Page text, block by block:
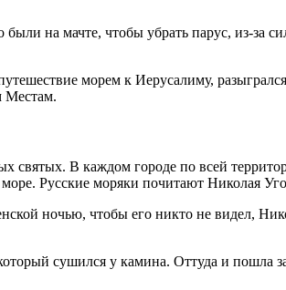
на мачте, чтобы убрать парус, из-за
морем к Иерусалиму,
Местам.
В каждом городе по всей
Русские моряки почитают Николая
ночью, чтобы его никто не видел,
сушился у камина. Оттуда и пошла